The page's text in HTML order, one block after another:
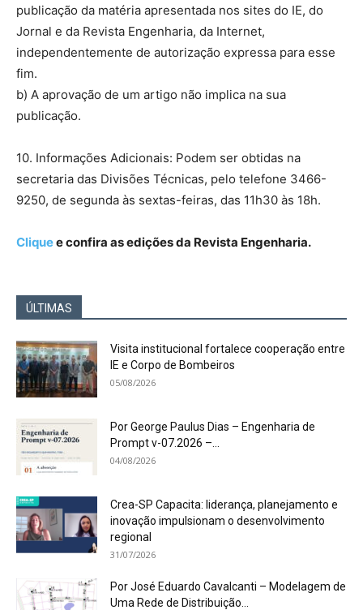
publicação da matéria apresentada nos sites do IE, do
Jornal e da Revista Engenharia, da Internet,
independentemente de autorização expressa para esse
fim.
b) A aprovação de um artigo não implica na sua
publicação.
10. Informações Adicionais: Podem ser obtidas na
secretaria das Divisões Técnicas, pelo telefone 3466-
9250, de segunda às sextas-feiras, das 11h30 às 18h.
Cliquee confira as edições da Revista Engenharia.
ÚLTIMAS
Visita institucional fortalece cooperação entre
IE e Corpo de Bombeiros
05/08/2026
Por George Paulus Dias – Engenharia de
Prompt v-07.2026 –...
04/08/2026
Crea-SP Capacita: liderança, planejamento e
inovação impulsionam o desenvolvimento
regional
31/07/2026
Por José Eduardo Cavalcanti – Modelagem de
Uma Rede de Distribuição...